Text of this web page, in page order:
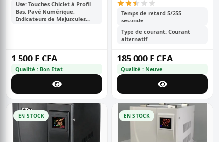
Use: Touches Chiclet à Profil
Bas, Pavé Numérique,
Indicateurs de Majuscules...
1 500 F CFA
Qualité : Bon Etat
Temps de retard 5/255
seconde
Type de courant: Courant
alternatif
185 000 F CFA
Qualité : Neuve
EN STOCK EN STOCK